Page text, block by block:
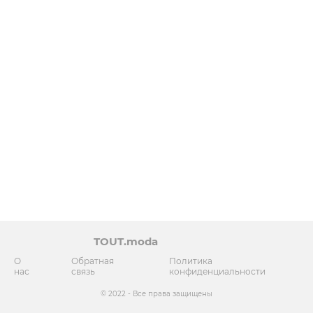
TOUT.moda
О
нас
Обратная
связь
Политика
конфиденциальности
© 2022 - Все права защищены